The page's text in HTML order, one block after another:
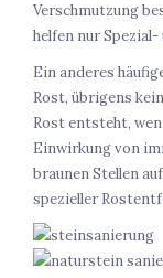
Verschmutzung
helfen nur
Ein anderes
Rost, übrigens
Rost entsteht,
Einwirkung von
braunen Stellen
spezieller